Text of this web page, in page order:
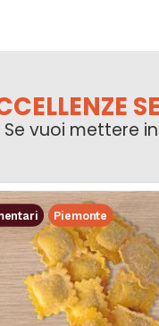
Se vuoi mettere
Piemonte